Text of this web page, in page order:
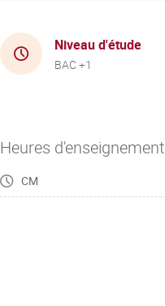
Niveau d'étude
BAC +1
Heures d'enseignement
CM